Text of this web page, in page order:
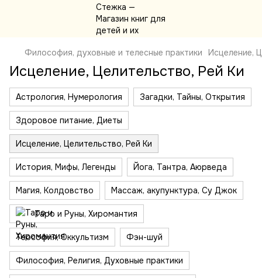
Философия, духовные и телесные практики Исцеление,
Исцеление, Целительство, Рей Ки
Астрология, Нумерология Загадки, Тайны, Открытия
Здоровое питание, Диеты
Исцеление, Целительство, Рей Ки
История, Мифы, Легенды Йога, Тантра, Аюрведа
Магия, Колдовство Массаж, акупунктура, Су Джок
Таро и Руны, Хиромантия
Теософия, Оккультизм Фэн-шуй
Философия, Религия, Духовные практики